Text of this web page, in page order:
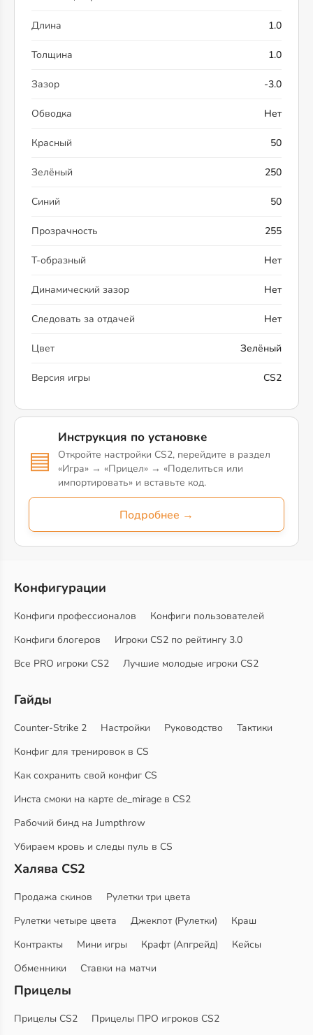
Длина 1.0
Толщина 1.0
Зазор -3.0
Обводка Нет
Красный 50
Зелёный 250
Синий 50
Прозрачность 255
Т-образный Нет
Динамический зазор Нет
Следовать за отдачей Нет
Цвет Зелёный
Версия игры CS2
▤
Инструкция по установке
Откройте настройки CS2, перейдите в раздел
«Игра» → «Прицел» → «Поделиться или
импортировать» и вставьте код.
Подробнее →
Конфигурации
Конфиги профессионалов
Конфиги пользователей
Конфиги блогеров
Игроки CS2 по рейтингу 3.0
Все PRO игроки CS2
Лучшие молодые игроки CS2
Гайды
Counter-Strike 2 Настройки Руководство
Тактики
Конфиг для тренировок в CS
Как сохранить свой конфиг CS
Инста смоки на карте de_mirage в CS2
Рабочий бинд на Jumpthrow
Убираем кровь и следы пуль в CS
Халява CS2
Продажа скинов
Рулетки три цвета
Рулетки четыре цвета
Джекпот (Рулетки)
Краш
Контракты
Мини игры Крафт (Апгрейд)
Кейсы
Обменники
Ставки на матчи
Прицелы
Прицелы CS2
Прицелы ПРО игроков CS2